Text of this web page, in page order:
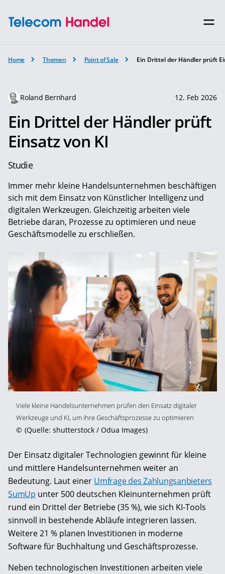
Home Themen Point of Sale Ein Drittel der Händler prüft
Roland Bernhard 12. Feb 2026
Ein Drittel der Händler prüft
Einsatz von KI
Studie
Immer mehr kleine Handelsunternehmen beschäftigen
sich mit dem Einsatz von Künstlicher Intelligenz und
digitalen Werkzeugen. Gleichzeitig arbeiten viele
Betriebe daran, Prozesse zu optimieren und neue
Geschäftsmodelle zu erschließen.
Viele kleine Handelsunternehmen prüfen den Einsatz digitaler
Werkzeuge und KI, um ihre Geschäftsprozesse zu optimieren
© (Quelle: shutterstock / Odua Images)
Der Einsatz digitaler Technologien gewinnt für kleine
und mittlere Handelsunternehmen weiter an
Bedeutung. Laut einer Umfrage des Zahlungsanbieters
SumUp unter 500 deutschen Kleinunternehmen prüft
rund ein Drittel der Betriebe (35 %), wie sich KI-Tools
sinnvoll in bestehende Abläufe integrieren lassen.
Weitere 21 % planen Investitionen in moderne
Software für Buchhaltung und Geschäftsprozesse.
Neben technologischen Investitionen arbeiten viele